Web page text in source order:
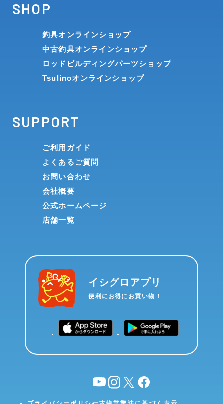
SHOP
釣具オンラインショップ
中古釣具オンラインショップ
ロッドビルディングパーツショップ
Tsulinoオンラインショップ
SUPPORT
ご利用ガイド
よくあるご質問
お問い合わせ
会社概要
公式ホームページ
店舗一覧
イシグロアプリ
便利にお得にお買い物！
YouTubeinstagram
X facebook